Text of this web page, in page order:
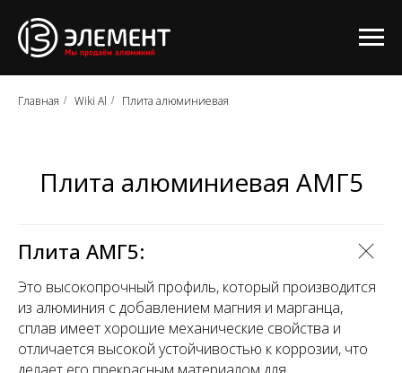
Главная / Wiki Al / Плита алюминиевая
Плита алюминиевая АМГ5
Плита АМГ5:
Это высокопрочный профиль, который производится
из алюминия с добавлением магния и марганца,
сплав имеет хорошие механические свойства и
отличается высокой устойчивостью к коррозии, что